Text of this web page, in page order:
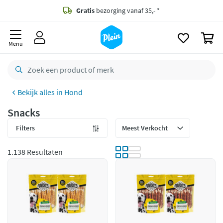
Gratis bezorging vanaf 35,- *
besteld,maandag
retourneren
Menu
Hond
Snacks
Filters
1.138 Resultaten